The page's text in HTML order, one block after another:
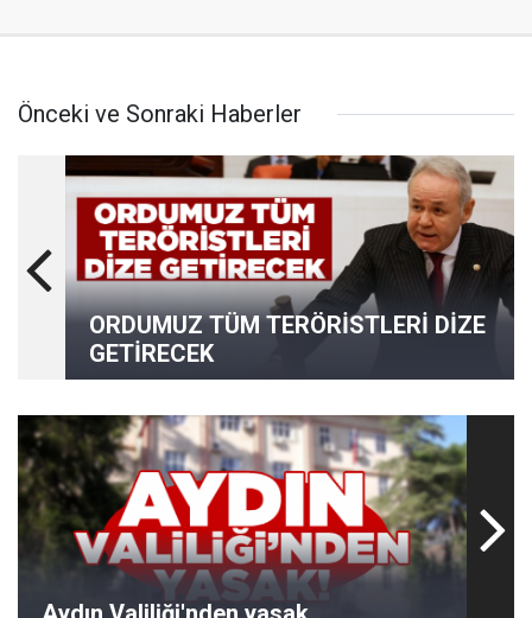
Önceki ve Sonraki Haberler
ORDUMUZ TÜM TERÖRİSTLERİ DİZE
GETİRECEK